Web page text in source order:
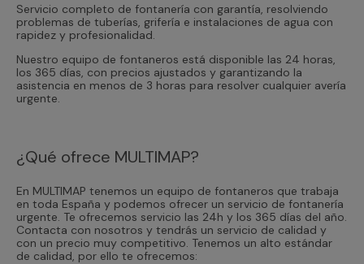
Servicio completo de fontanería con garantía, resolviendo
problemas de tuberías, grifería e instalaciones de agua con
rapidez y profesionalidad.
Nuestro equipo de fontaneros está disponible las 24 horas,
los 365 días, con precios ajustados y garantizando la
asistencia en menos de 3 horas para resolver cualquier avería
urgente.
¿Qué ofrece MULTIMAP?
En MULTIMAP tenemos un equipo de fontaneros que trabaja
en toda España y podemos ofrecer un servicio de fontanería
urgente. Te ofrecemos servicio las 24h y los 365 días del año.
Contacta con nosotros y tendrás un servicio de calidad y
con un precio muy competitivo. Tenemos un alto estándar
de calidad, por ello te ofrecemos: